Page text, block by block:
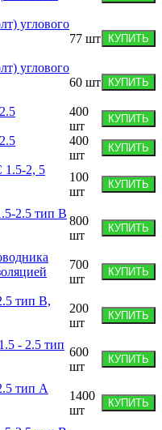
углового
77 шт КУПИТЬ
углового
60 шт КУПИТЬ
400
шт
КУПИТЬ
400
шт
КУПИТЬ
1.5-2, 5
100
шт
КУПИТЬ
2.5 тип В
800
шт
КУПИТЬ
700
шт
КУПИТЬ
тип В,
200
шт
КУПИТЬ
- 2.5 тип
600
шт
КУПИТЬ
тип А
1400
шт
КУПИТЬ